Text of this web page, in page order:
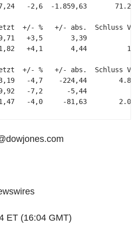
-2,6  -1.859,63
+/- %   +/- abs.  Schluss
+3,5       3,39
+4,1       4,44
+/- %   +/- abs.  Schluss
-4,7    -224,44
-7,2      -5,44
-4,0     -81,63
ET (16:04 GMT)